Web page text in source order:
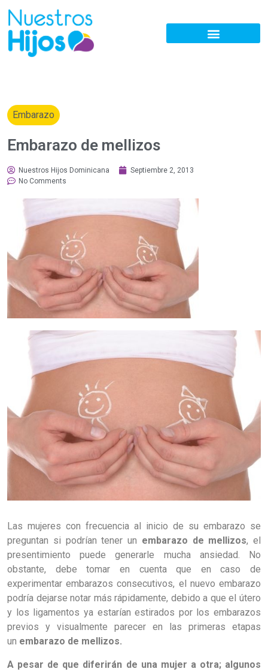
Embarazo
Embarazo de mellizos
Nuestros Hijos Dominicana
Septiembre 2, 2013
No Comments
Las mujeres con frecuencia al inicio de su embarazo se
preguntan si podrían tener un embarazo de mellizos, el
presentimiento puede generarle mucha ansiedad. No
obstante, debe tomar en cuenta que en caso de
experimentar embarazos consecutivos, el nuevo embarazo
podría dejarse notar más rápidamente, debido a que el útero
y los ligamentos ya estarían estirados por los embarazos
previos y visualmente parecer en las primeras etapas
un embarazo de mellizos.
A pesar de que diferirán de una mujer a otra; algunos